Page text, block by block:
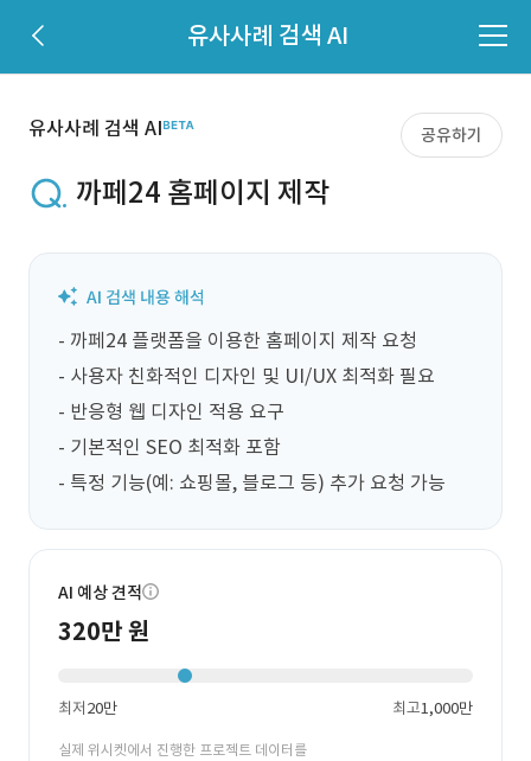
유사사례 검색 AI
유사사례 검색 AI 공유하기
까페24 홈페이지 제작
- 까페24 플랫폼을 이용한 홈페이지 제작 요청
- 사용자 친화적인 디자인 및 UI/UX 최적화 필요
- 반응형 웹 디자인 적용 요구
- 기본적인 SEO 최적화 포함
- 특정 기능(예: 쇼핑몰, 블로그 등) 추가 요청 가능
AI 예상 견적
320만 원
최저20만 최고1,000만
실제 위시켓에서 진행한 프로젝트 데이터를